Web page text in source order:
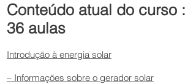
Conteúdo atual do curso :
36 aulas
Introdução à energia solar
– Informações sobre o gerador solar